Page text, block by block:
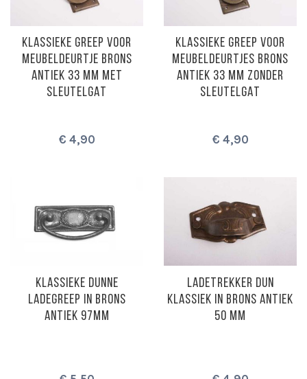
KLASSIEKE GREEP VOOR
MEUBELDEURTJE BRONS
ANTIEK 33 MM MET
SLEUTELGAT
€ 4,90
KLASSIEKE GREEP VOOR
MEUBELDEURTJES BRONS
ANTIEK 33 MM ZONDER
SLEUTELGAT
€ 4,90
KLASSIEKE DUNNE
LADEGREEP IN BRONS
ANTIEK 97MM
LADETREKKER DUN
KLASSIEK IN BRONS ANTIEK
50 MM